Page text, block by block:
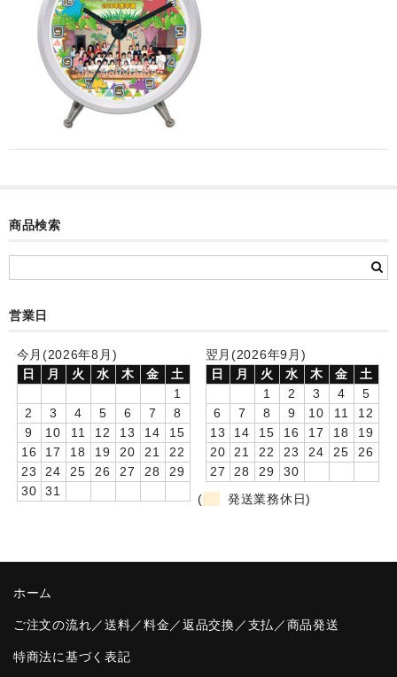
音声時計(集合)
目覚まし時計(個別)
お絵かきギャラリープラス(絵＋個別)
メロディ時計(個別)
お絵かきギャラリー
卒園DVDアルバム
卒業記念品
音声入りフォトフレームクロック(集合)
音声入りフォトフレームクロック(校歌)
スポーツウォッチ
商品検索
営業日
今月(2026年8月)
日
月 火 水 木 金
土
1
2
3 4 5 6 7
8
9
10 11 12 13 14
15
16
17 18 19 20 21
22
23
24 25 26 27 28
29
30
31
翌月(2026年9月)
日
月 火 水 木 金
土
1
2 3 4
5
6
7 8 9 10 11
12
13
14 15 16 17 18
19
20
21 22 23 24 25
26
27
28 29
30
(
発送業務休日)
ホーム
ご注文の流れ／送料／料金／返品交換／支払／商品発送
特商法に基づく表記